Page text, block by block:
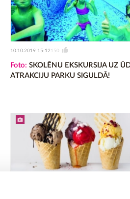
Foto: SKOLĒNU EKSKURSIJA UZ
ATRAKCIJU PARKU SIGULDĀ!
10.10.2019 15:12 150